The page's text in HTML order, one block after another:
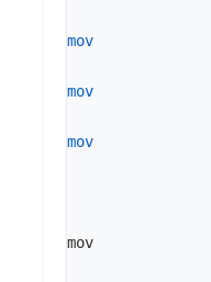
mov
mov
mov
mov